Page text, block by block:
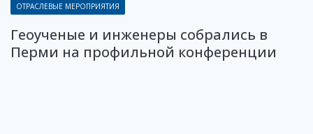
ОТРАСЛЕВЫЕ МЕРОПРИЯТИЯ
Геоученые и инженеры собрались в
Перми на профильной конференции